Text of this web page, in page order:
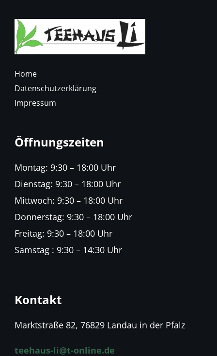
Home
Datenschutzerklärung
Impressum
Öffnungszeiten
Montag: 9:30 – 18:00 Uhr
Dienstag: 9:30 – 18:00 Uhr
Mittwoch: 9:30 – 18:00 Uhr
Donnerstag: 9:30 – 18:00 Uhr
Freitag: 9:30 – 18:00 Uhr
Samstag : 9:30 – 14:30 Uhr
Kontakt
Marktstraße 82, 76829 Landau in der Pfalz
teehaus-li@t-online.de